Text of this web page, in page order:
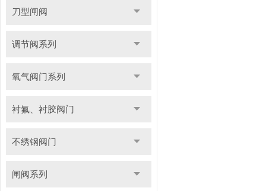
刀型闸阀
调节阀系列
氧气阀门系列
衬氟、衬胶阀门
不绣钢阀门
闸阀系列